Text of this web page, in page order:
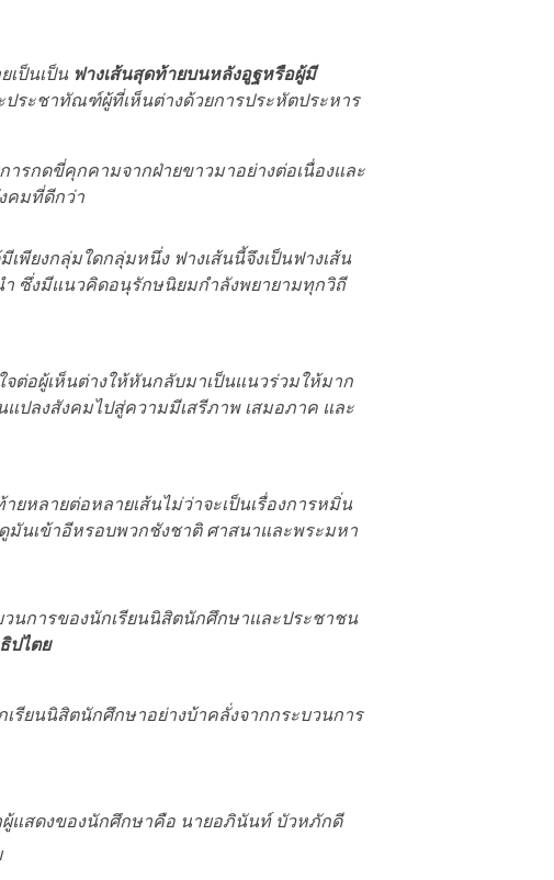
เป็นเป็น ฟางเส้นสุดท้ายบนหลังอูฐหรือผู้มี
ระชาทัณฑ์ผู้ที่เห็นต่างด้วยการประหัตประหาร
ารกดขี่คุกคามจากฝ่ายขาวมาอย่างต่อเนื่องและ
คมที่ดีกว่า
พียงกลุ่มใดกลุ่มหนึ่ง ฟางเส้นนี้จึงเป็นฟางเส้น
ซึ่งมีแนวคิดอนุรักษนิยมกำลังพยายามทุกวิถี
ต่อผู้เห็นต่างให้หันกลับมาเป็นแนวร่วมให้มาก
ปลงสังคมไปสู่ความมีเสรีภาพ เสมอภาค และ
หลายต่อหลายเส้นไม่ว่าจะเป็นเรื่องการหมิ่น
นเข้าอีหรอบพวกชังชาติ ศาสนาและพระมหา
นการของนักเรียนนิสิตนักศึกษาและประชาชน
ปไตย
รียนนิสิตนักศึกษาอย่างบ้าคลั่งจากกระบวนการ
แสดงของนักศึกษาคือ นายอภินันท์ บัวหภักดี